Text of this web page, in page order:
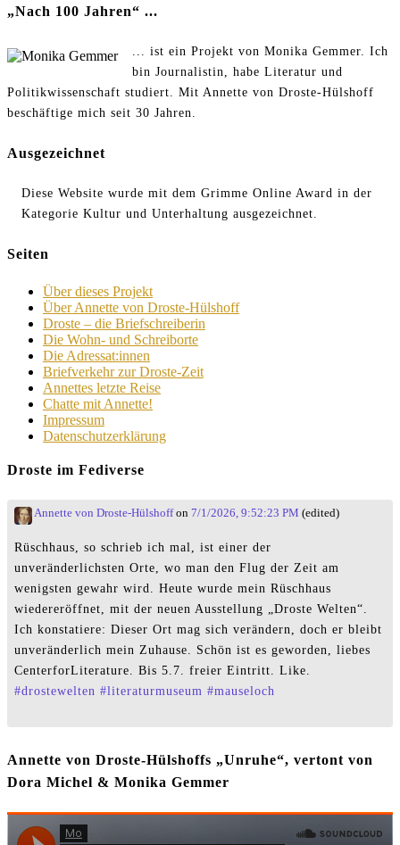
„Nach 100 Jahren“ ...
... ist ein Projekt von Monika Gemmer. Ich
bin Journalistin, habe Literatur und
Politikwissenschaft studiert. Mit Annette von Droste-Hülshoff
beschäftige mich seit 30 Jahren.
Ausgezeichnet
Diese Website wurde mit dem Grimme Online Award in der
Kategorie Kultur und Unterhaltung ausgezeichnet.
Seiten
Über dieses Projekt
Über Annette von Droste-Hülshoff
Droste – die Briefschreiberin
Die Wohn- und Schreiborte
Die Adressat:innen
Briefverkehr zur Droste-Zeit
Annettes letzte Reise
Chatte mit Annette!
Impressum
Datenschutzerklärung
Droste im Fediverse
Annette von Droste-Hülshoffon 7/1/2026, 9:52:23 PM (edited)
Rüschhaus, so schrieb ich mal, ist einer der
unveränderlichsten Orte, wo man den Flug der Zeit am
wenigsten gewahr wird. Heute wurde mein Rüschhaus
wiedereröffnet, mit der neuen Ausstellung „Droste Welten“.
Ich konstatiere: Dieser Ort mag sich verändern, doch er bleibt
unveränderlich mein Zuhause. Schön ist es geworden, liebes
CenterforLiterature. Bis 5.7. freier Eintritt. Like.
#drostewelten #literaturmuseum #mauseloch
Annette von Droste-Hülshoffs „Unruhe“, vertont von
Dora Michel & Monika Gemmer